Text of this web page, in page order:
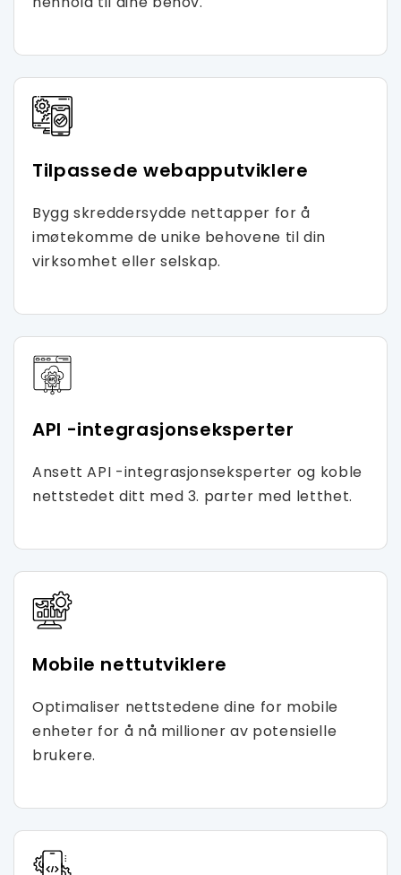
Tilpassede webapputviklere
Bygg skreddersydde nettapper for å
imøtekomme de unike behovene til din
virksomhet eller selskap.
API -integrasjonseksperter
Ansett API -integrasjonseksperter og koble
nettstedet ditt med 3. parter med letthet.
Mobile nettutviklere
Optimaliser nettstedene dine for mobile
enheter for å nå millioner av potensielle
brukere.